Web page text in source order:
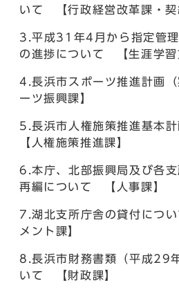
いて 【行政経営改革課・契
3.平成31年4月から指定管
の進捗について 【生涯学習
4.長浜市スポーツ推進計画
ーツ振興課】
5.長浜市人権施策推進基本
【人権施策推進課】
6.本庁、北部振興局及び各
再編について 【人事課】
7.湖北支所庁舎の貸付につ
メント課】
8.長浜市財務書類（平成29
いて 【財政課】